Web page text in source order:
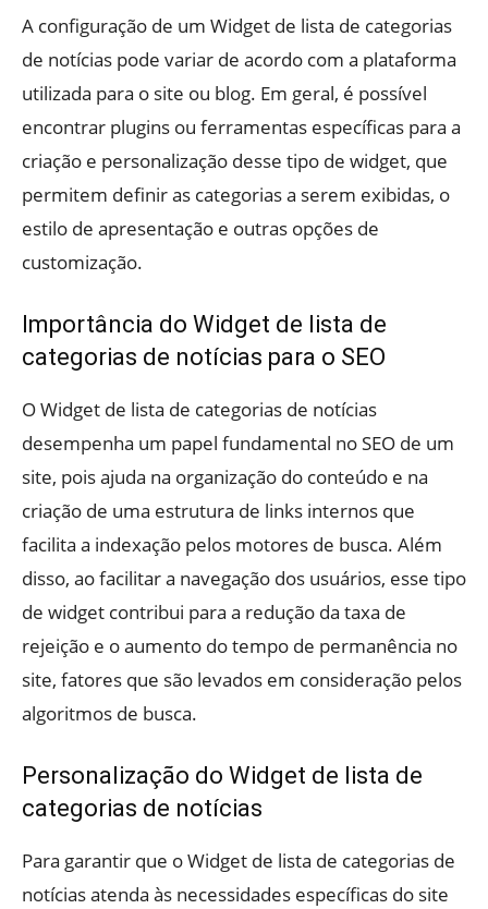
A configuração de um Widget de lista de categorias
de notícias pode variar de acordo com a plataforma
utilizada para o site ou blog. Em geral, é possível
encontrar plugins ou ferramentas específicas para a
criação e personalização desse tipo de widget, que
permitem definir as categorias a serem exibidas, o
estilo de apresentação e outras opções de
customização.
Importância do Widget de lista de
categorias de notícias para o SEO
O Widget de lista de categorias de notícias
desempenha um papel fundamental no SEO de um
site, pois ajuda na organização do conteúdo e na
criação de uma estrutura de links internos que
facilita a indexação pelos motores de busca. Além
disso, ao facilitar a navegação dos usuários, esse tipo
de widget contribui para a redução da taxa de
rejeição e o aumento do tempo de permanência no
site, fatores que são levados em consideração pelos
algoritmos de busca.
Personalização do Widget de lista de
categorias de notícias
Para garantir que o Widget de lista de categorias de
notícias atenda às necessidades específicas do site